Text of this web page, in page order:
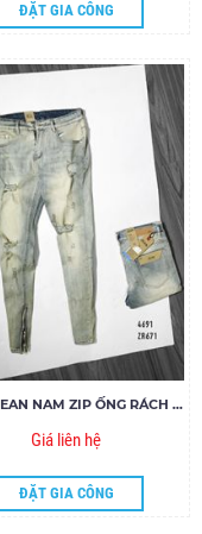
ĐẶT GIA CÔNG
QUẦN JEAN NAM ZIP ỐNG RÁCH ZR671
Giá liên hệ
ĐẶT GIA CÔNG